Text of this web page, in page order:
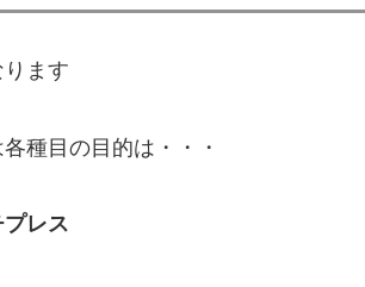
ります
種目の目的は・・・
レス